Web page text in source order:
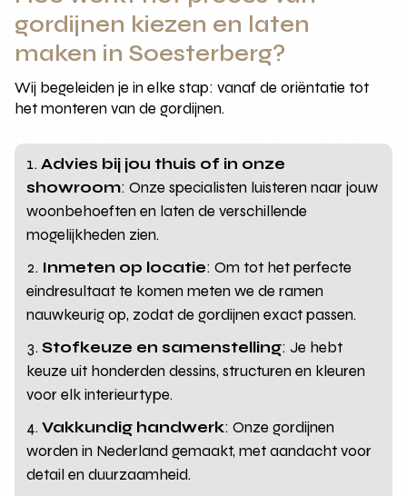
gordijnen kiezen en laten
maken in Soesterberg?
Wij begeleiden je in elke stap: vanaf de oriëntatie tot
het monteren van de gordijnen.
Advies bij jou thuis of in onze
showroom: Onze specialisten luisteren naar jouw
woonbehoeften en laten de verschillende
mogelijkheden zien.
Inmeten op locatie: Om tot het perfecte
eindresultaat te komen meten we de ramen
nauwkeurig op, zodat de gordijnen exact passen.
Stofkeuze en samenstelling: Je hebt
keuze uit honderden dessins, structuren en kleuren
voor elk interieurtype.
Vakkundig handwerk: Onze gordijnen
worden in Nederland gemaakt, met aandacht voor
detail en duurzaamheid.